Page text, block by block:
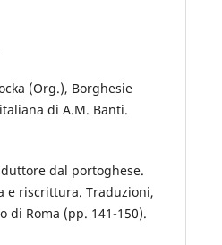
(Org.), Borghesie
di A.M. Banti.
dal portoghese.
e riscrittura. Traduzioni,
di Roma (pp. 141-150).